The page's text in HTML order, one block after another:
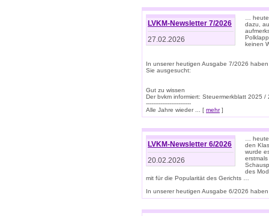
LVKM-Newsletter 7/2026
27.02.2026
…
dazu,
keinen
In unserer heutigen Ausgabe 7/2026
Sie ausgesucht:
Gut zu wissen
Der bvkm informiert: Steuermerkblatt 2025 /
-------------------------
Alle Jahre wieder ... [ mehr]
LVKM-Newsletter 6/2026
20.02.2026
…
den
wurde
des
mit für die Popularität des Gerichts …
In unserer heutigen Ausgabe 6/2026